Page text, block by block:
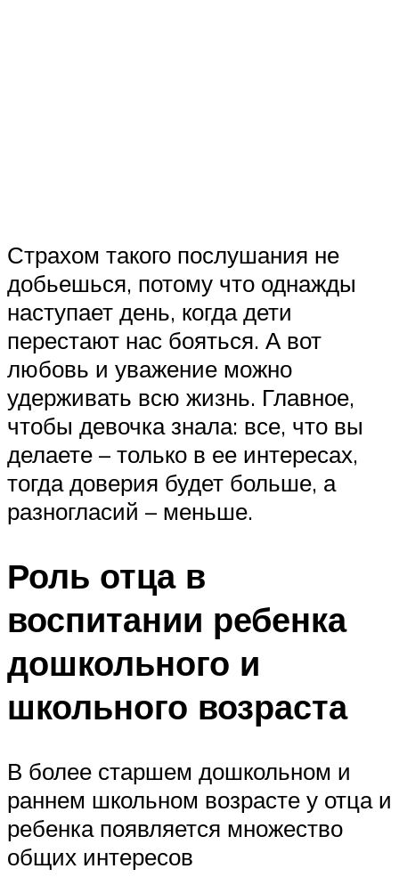
Страхом такого послушания не
добьешься, потому что однажды
наступает день, когда дети
перестают нас бояться. А вот
любовь и уважение можно
удерживать всю жизнь. Главное,
чтобы девочка знала: все, что вы
делаете – только в ее интересах,
тогда доверия будет больше, а
разногласий – меньше.
Роль отца в
воспитании ребенка
дошкольного и
школьного возраста
В более старшем дошкольном и
раннем школьном возрасте у отца и
ребенка появляется множество
общих интересов